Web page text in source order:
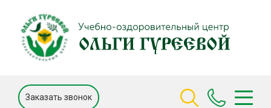
Заказать звонок